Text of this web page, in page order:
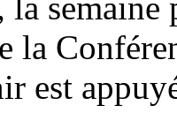
la
est